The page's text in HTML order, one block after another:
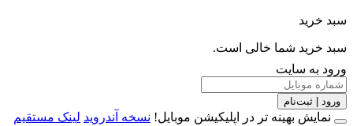
خرید شما خالی است.
به سایت
| ثبت‌نام
بهینه تر در اپلیکیشن موبایل!نسخه آندروید لینک مستقیم